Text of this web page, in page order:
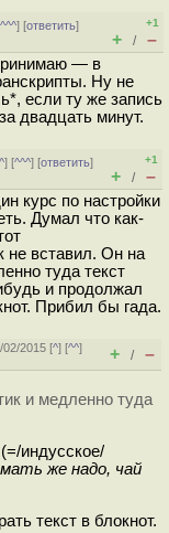
^^^] [ответить]
+1
+ / –
— в
Ну не
если ту же запись
двадцать минут.
] [^^^] [ответить]
+1
+ / –
курс по настройки
Думал что как-
не вставил. Он на
туда текст
и продолжал
Прибил бы гада.
02/2015 [^] [^^]
+ / –
и медленно туда
индусское/
же надо, чай
текст в блокнот.